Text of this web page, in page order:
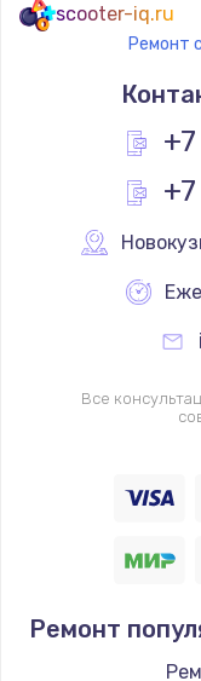
Замена
scooter-iq.ru
Ремонт
Все
Ремонт